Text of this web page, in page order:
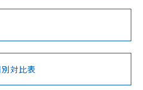
Cd Cr(VI)
の規格認証/適合状況ページへ
らのページからご検索ください
対比表